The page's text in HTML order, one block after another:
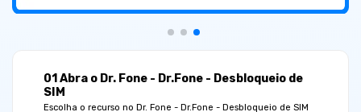
01 Abra o Dr. Fone - Dr.Fone - Desbloqueio de
SIM
Escolha o recurso no Dr. Fone - Dr.Fone - Desbloqueio de SIM